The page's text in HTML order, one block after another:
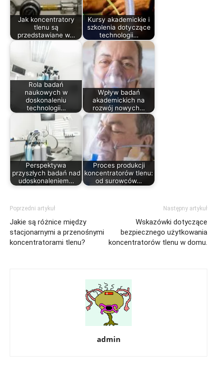
Jak koncentratory
tlenu są
przedstawiane w…
Kursy akademickie i
szkolenia dotyczące
technologii…
Rola badań
naukowych w
doskonaleniu
technologii…
Wpływ badań
akademickich na
rozwój nowych…
Perspektywa
przyszłych badań nad
udoskonaleniem…
Proces produkcji
koncentratorów tlenu:
od surowców…
Poprzedni artykuł
Jakie są różnice między
stacjonarnymi a przenośnymi
koncentratorami tlenu?
Następny artykuł
Wskazówki dotyczące
bezpiecznego użytkowania
koncentratorów tlenu w domu.
admin